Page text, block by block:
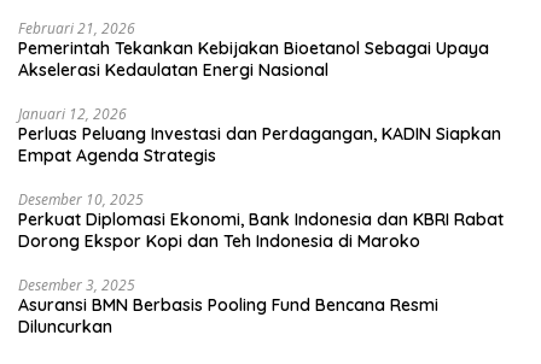
Februari 21, 2026
Pemerintah Tekankan Kebijakan Bioetanol Sebagai Upaya
Akselerasi Kedaulatan Energi Nasional
Januari 12, 2026
Perluas Peluang Investasi dan Perdagangan, KADIN Siapkan
Empat Agenda Strategis
Desember 10, 2025
Perkuat Diplomasi Ekonomi, Bank Indonesia dan KBRI Rabat
Dorong Ekspor Kopi dan Teh Indonesia di Maroko
Desember 3, 2025
Asuransi BMN Berbasis Pooling Fund Bencana Resmi
Diluncurkan